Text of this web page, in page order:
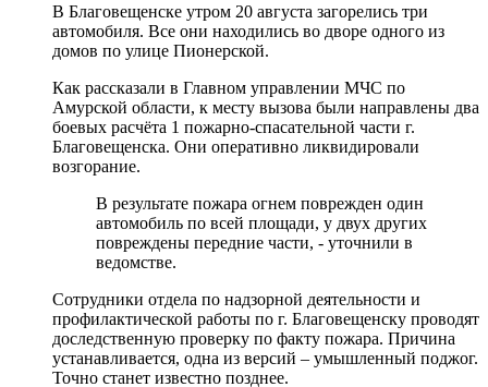
В Благовещенске утром 20 августа загорелись три
автомобиля. Все они находились во дворе одного из
домов по улице Пионерской.
Как рассказали в Главном управлении МЧС по
Амурской области, к месту вызова были направлены два
боевых расчёта 1 пожарно-спасательной части г.
Благовещенска. Они оперативно ликвидировали
возгорание.
В результате пожара огнем поврежден один
автомобиль по всей площади, у двух других
повреждены передние части, - уточнили в
ведомстве.
Сотрудники отдела по надзорной деятельности и
профилактической работы по г. Благовещенску проводят
доследственную проверку по факту пожара. Причина
устанавливается, одна из версий – умышленный поджог.
Точно станет известно позднее.